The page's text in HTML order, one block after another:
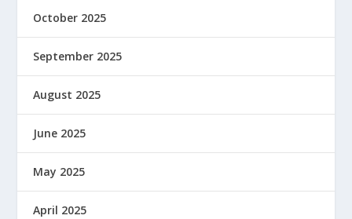
October 2025
September 2025
August 2025
June 2025
May 2025
April 2025